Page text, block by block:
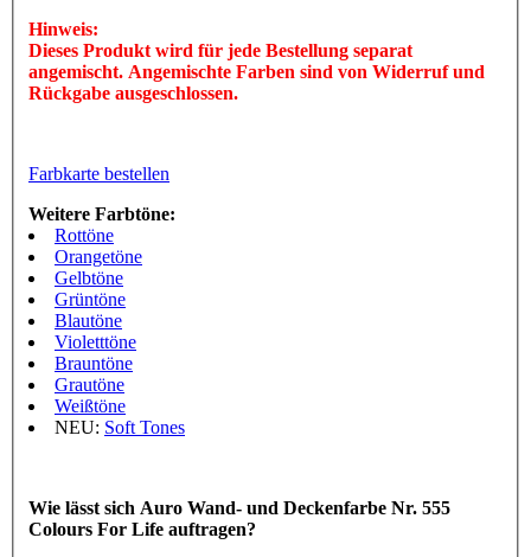
Hinweis:
Dieses Produkt wird für jede Bestellung separat
angemischt. Angemischte Farben sind von Widerruf und
Rückgabe ausgeschlossen.
Farbkarte bestellen
Weitere Farbtöne:
Rottöne
Orangetöne
Gelbtöne
Grüntöne
Blautöne
Violetttöne
Brauntöne
Grautöne
Weißtöne
NEU: Soft Tones
Wie lässt sich Auro Wand- und Deckenfarbe Nr. 555
Colours For Life auftragen?